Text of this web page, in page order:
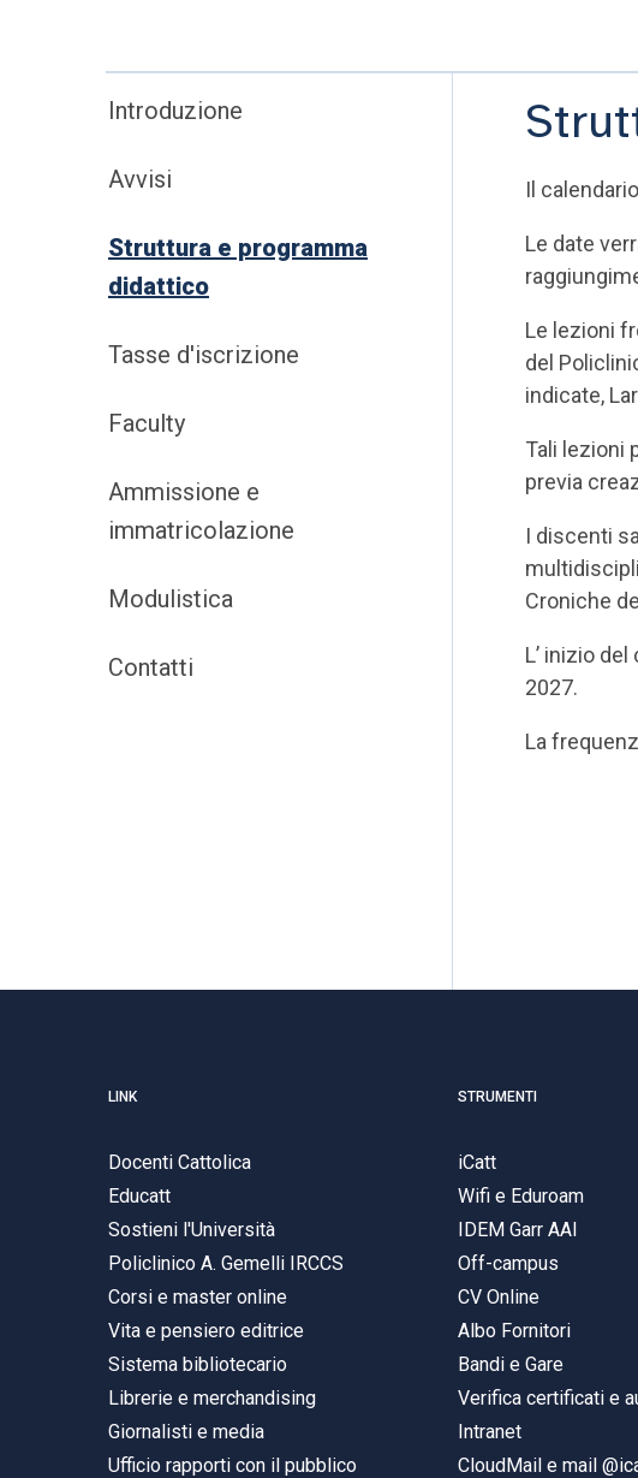
Introduzione
Avvisi
Struttura e programma
didattico
Tasse d'iscrizione
Faculty
Ammissione e
immatricolazione
Modulistica
Contatti
Il
Le date
Le lezioni
del
indicate,
Tali lezioni
previa
I discenti
Croniche
L’ inizio
2027.
La
LINK
Docenti Cattolica
Educatt
Sostieni l'Università
Policlinico A. Gemelli IRCCS
Corsi e master online
Vita e pensiero editrice
Sistema bibliotecario
Librerie e merchandising
Giornalisti e media
Ufficio rapporti con il pubblico
STRUMENTI
iCatt
Wifi e Eduroam
IDEM Garr AAI
Off-campus
CV Online
Albo Fornitori
Bandi e Gare
Verifica certificati e
Intranet
CloudMail e mail